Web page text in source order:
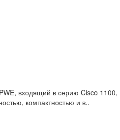
входящий в серию Cisco 1100,
компактностью и в..